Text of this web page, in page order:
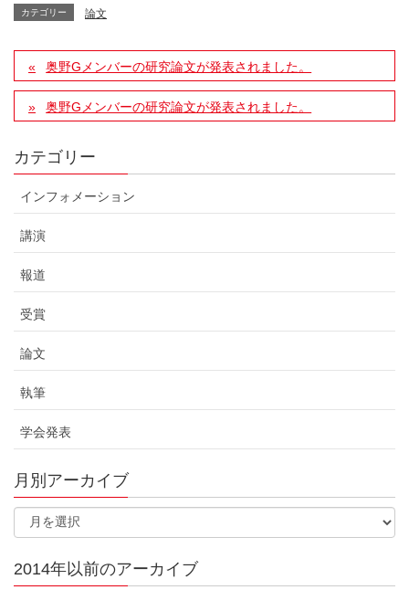
カテゴリー 論文
奥野Gメンバーの研究論文が発表されました。
奥野Gメンバーの研究論文が発表されました。
カテゴリー
インフォメーション
講演
報道
受賞
論文
執筆
学会発表
月別アーカイブ
2014年以前のアーカイブ